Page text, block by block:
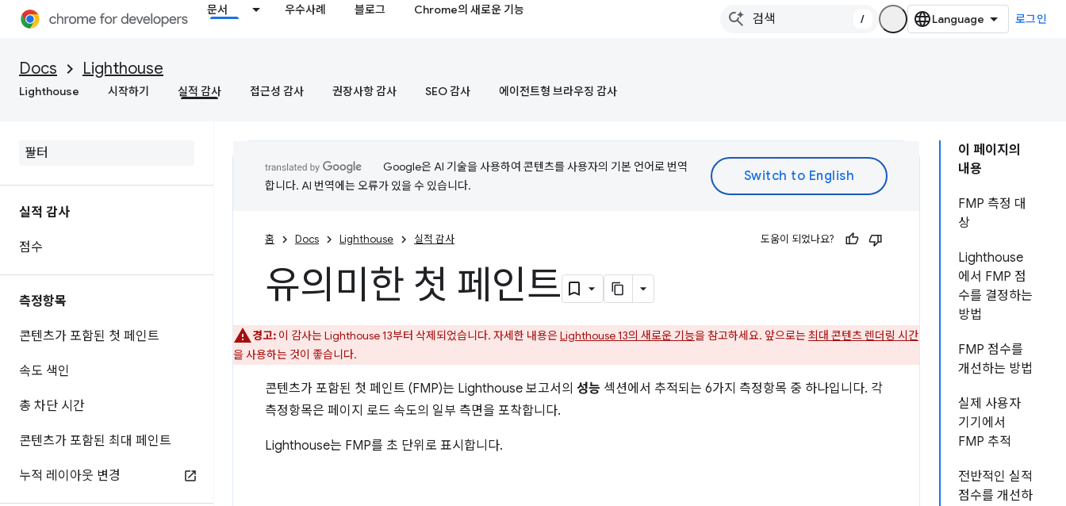
문서 우수사례 블로그 Chrome의 새로운 기능
/ 로그인
Docs Lighthouse
Lighthouse 시작하기 실적 감사 접근성 감사 권장사항 감사 SEO 감사 에이전트형 브라우징 감사
실적 감사
점수
측정항목
콘텐츠가 포함된 첫 페인트
속도 색인
총 차단 시간
콘텐츠가 포함된 최대 페인트
누적 레이아웃 변경
이 페이지의
내용
FMP 측정 대
상
Lighthouse
에서 FMP 점
수를 결정하는
방법
FMP 점수를
개선하는 방법
실제 사용자
기기에서
FMP 추적
전반적인 실적
점수를 개선하
Google은 AI 기술을 사용하여 콘텐츠를 사용자의 기본 언어로 번역
합니다. AI 번역에는 오류가 있을 수 있습니다.
홈 Docs Lighthouse 실적 감사 도움이 되었나요?
유의미한 첫 페인트
경고: 이 감사는 Lighthouse 13부터 삭제되었습니다. 자세한 내용은Lighthouse 13의 새로운 기능을 참고하세요. 앞으로는최대 콘텐츠 렌더링 시간
을 사용하는 것이 좋습니다.
콘텐츠가 포함된 첫 페인트 (FMP)는 Lighthouse 보고서의 성능 섹션에서 추적되는 6가지 측정항목 중 하나입니다. 각
측정항목은 페이지 로드 속도의 일부 측면을 포착합니다.
Lighthouse는 FMP를 초 단위로 표시합니다.